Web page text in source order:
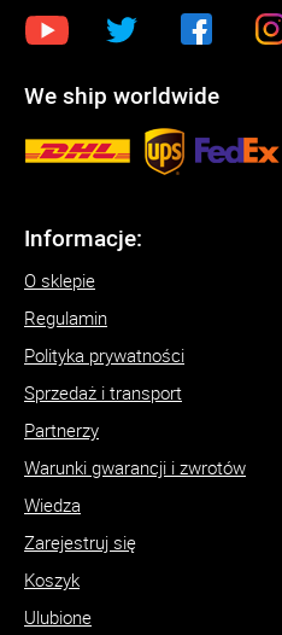
We ship worldwide
Informacje:
O sklepie
Regulamin
Polityka prywatności
Sprzedaż i transport
Partnerzy
Warunki gwarancji i zwrotów
Wiedza
Zarejestruj się
Koszyk
Ulubione